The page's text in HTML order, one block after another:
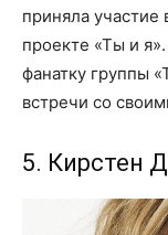
приняла
проекте «Ты и
фанатку группы
встречи со
5. Кирстен